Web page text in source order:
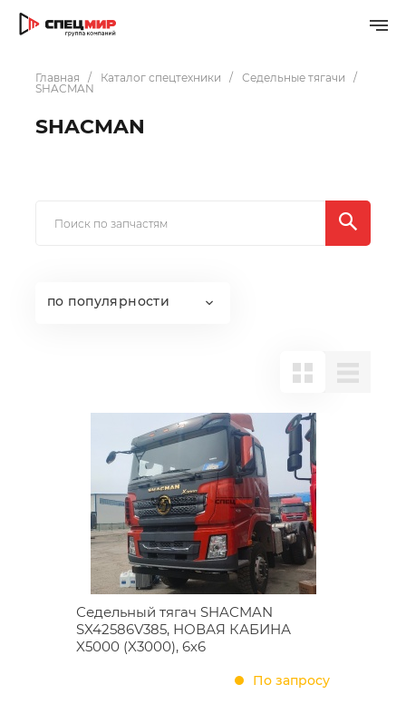
Главная Каталог спецтехники
Седельные тягачи
SHACMAN
SHACMAN
по популярности
Седельный тягач SHACMAN
SX42586V385, НОВАЯ КАБИНА
X5000 (X3000), 6х6
По запросу